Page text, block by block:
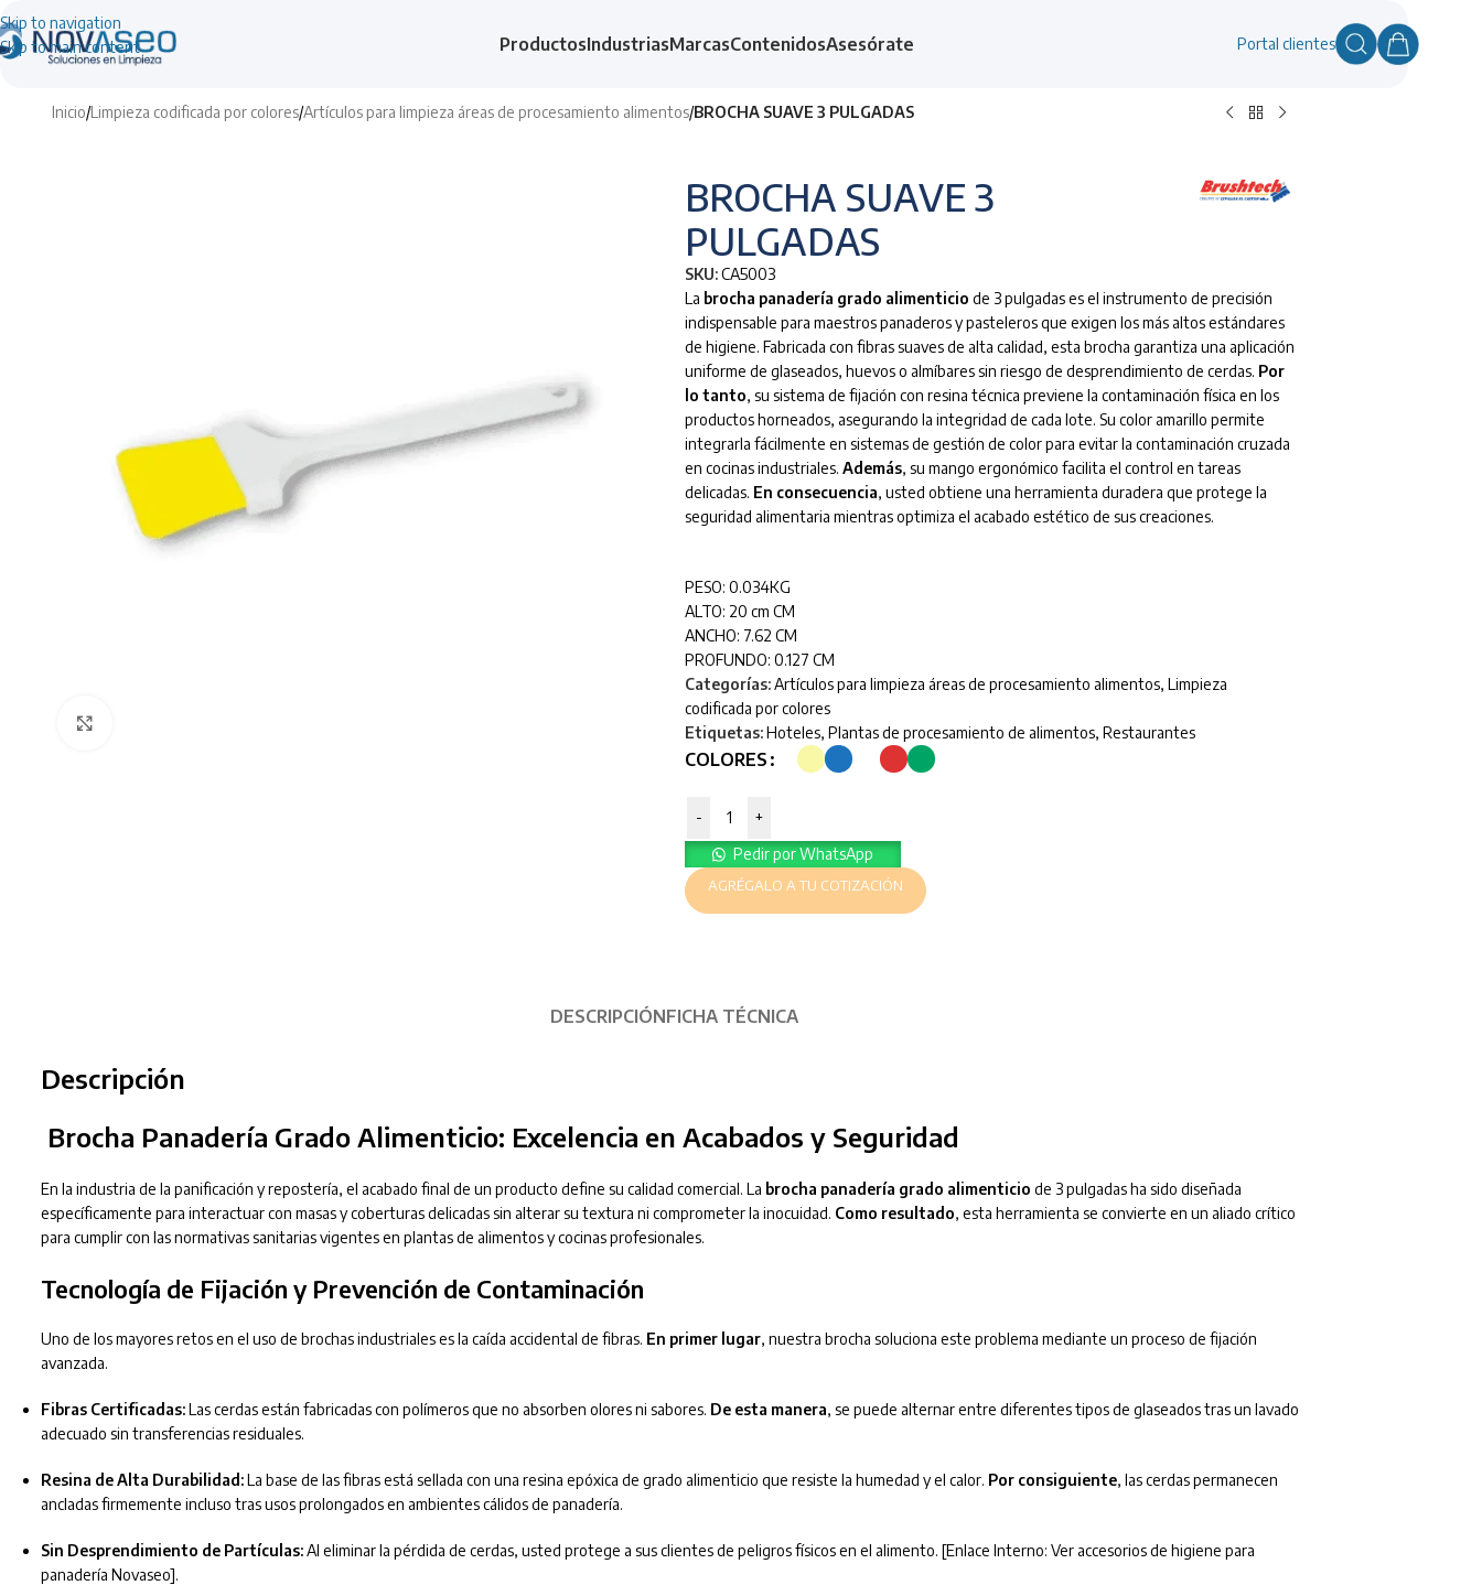
Skip to navigation
Skip to main content
ProductosIndustriasMarcasContenidosAsesórate Portal clientes
Inicio/Limpieza codificada por colores/Artículos para limpieza áreas de procesamiento alimentos/BROCHA SUAVE 3 PULGADAS
BROCHA SUAVE 3
PULGADAS
SKU:CA5003
La brocha panadería grado alimenticio de 3 pulgadas es el instrumento de precisión
indispensable para maestros panaderos y pasteleros que exigen los más altos estándares
de higiene. Fabricada con fibras suaves de alta calidad, esta brocha garantiza una aplicación
uniforme de glaseados, huevos o almíbares sin riesgo de desprendimiento de cerdas. Por
lo tanto, su sistema de fijación con resina técnica previene la contaminación física en los
productos horneados, asegurando la integridad de cada lote. Su color amarillo permite
integrarla fácilmente en sistemas de gestión de color para evitar la contaminación cruzada
en cocinas industriales. Además, su mango ergonómico facilita el control en tareas
delicadas. En consecuencia, usted obtiene una herramienta duradera que protege la
seguridad alimentaria mientras optimiza el acabado estético de sus creaciones.
PESO: 0.034KG
ALTO: 20 cm CM
ANCHO: 7.62 CM
PROFUNDO: 0.127 CM
Categorías:Artículos para limpieza áreas de procesamiento alimentos, Limpieza
codificada por colores
Etiquetas:Hoteles, Plantas de procesamiento de alimentos, Restaurantes
COLORES
-
+
Pedir por WhatsApp
AGRÉGALO A TU COTIZACIÓN
DESCRIPCIÓNFICHA TÉCNICA
Descripción
Brocha Panadería Grado Alimenticio: Excelencia en Acabados y Seguridad
En la industria de la panificación y repostería, el acabado final de un producto define su calidad comercial. La brocha panadería grado alimenticio de 3 pulgadas ha sido diseñada
específicamente para interactuar con masas y coberturas delicadas sin alterar su textura ni comprometer la inocuidad. Como resultado, esta herramienta se convierte en un aliado crítico
para cumplir con las normativas sanitarias vigentes en plantas de alimentos y cocinas profesionales.
Tecnología de Fijación y Prevención de Contaminación
Uno de los mayores retos en el uso de brochas industriales es la caída accidental de fibras. En primer lugar, nuestra brocha soluciona este problema mediante un proceso de fijación
avanzada.
Fibras Certificadas:Las cerdas están fabricadas con polímeros que no absorben olores ni sabores. De esta manera, se puede alternar entre diferentes tipos de glaseados tras un lavado
adecuado sin transferencias residuales.
Resina de Alta Durabilidad:La base de las fibras está sellada con una resina epóxica de grado alimenticio que resiste la humedad y el calor. Por consiguiente, las cerdas permanecen
ancladas firmemente incluso tras usos prolongados en ambientes cálidos de panadería.
Sin Desprendimiento de Partículas:Al eliminar la pérdida de cerdas, usted protege a sus clientes de peligros físicos en el alimento. [Enlace Interno: Ver accesorios de higiene para
panadería Novaseo].